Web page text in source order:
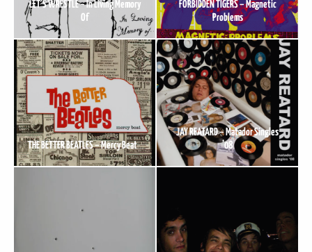
LET’S WRESTLE – In Living Memory
Of
FORBIDDEN TIGERS – Magnetic
Problems
THE BETTER BEATLES – Mercy Beat
JAY REATARD – Matador Singles
’08